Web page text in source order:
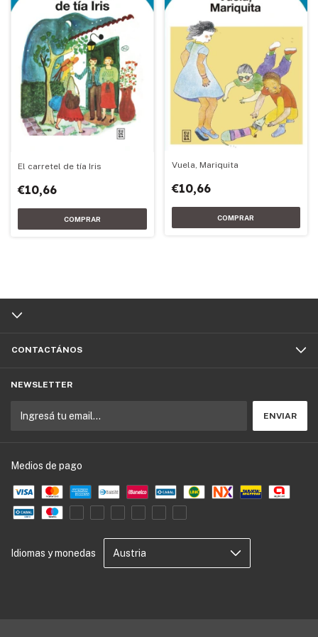
El carretel de tía Iris
€10,66
Vuela, Mariquita
€10,66
CONTACTÁNOS
NEWSLETTER
Medios de pago
Idiomas y monedas